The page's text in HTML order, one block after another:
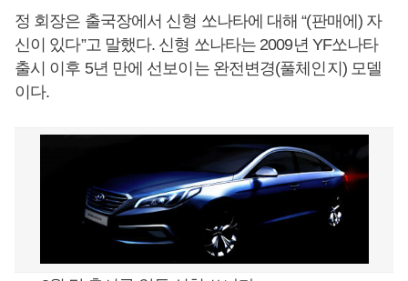
정 회장은 출국장에서 신형 쏘나타에 대해 “(판매에) 자
신이 있다”고 말했다. 신형 쏘나타는 2009년 YF쏘나타
출시 이후 5년 만에 선보이는 완전변경(풀체인지) 모델
이다.